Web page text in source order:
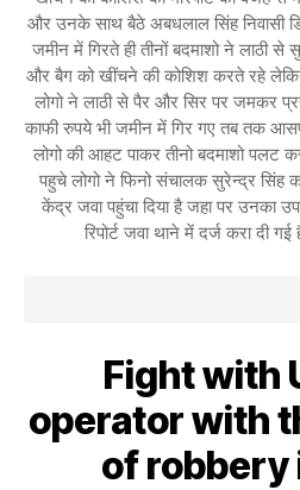
और उनके साथ बैठे अबधलाल सिंह निवासी
जमीन में गिरते ही तीनों बदमाशो ने लाठी
और बैग को खींचने की कोशिश करते रहे
लोगो ने लाठी से पैर और सिर पर जमकर
काफी रुपये भी जमीन में गिर गए तब तक
लोगो की आहट पाकर तीनो बदमाशो पलट
पहुचे लोगो ने फिनो संचालक सुरेन्द्र सिंह
केंद्र जवा पहुंचा दिया है जहा पर उनका
रिपोर्ट जवा थाने में दर्ज करा दी
Fight with
operator with
of robbery